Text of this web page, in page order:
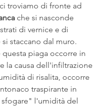
troviamo di fronte ad
che si nasconde
di vernice e di
staccano dal muro.
questa piaga occorre in
la causa dell'infiltrazione
di risalita, occorre
traspirante in
l'umidità del